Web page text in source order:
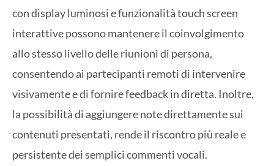
con display luminosi e funzionalità touch screen
interattive possono mantenere il coinvolgimento
allo stesso livello delle riunioni di persona,
consentendo ai partecipanti remoti di intervenire
visivamente e di fornire feedback in diretta. Inoltre,
la possibilità di aggiungere note direttamente sui
contenuti presentati, rende il riscontro più reale e
persistente dei semplici commenti vocali.